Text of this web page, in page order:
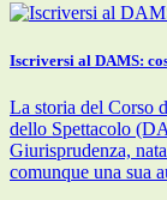
Iscriversi al DAMS:
La storia del Corso
dello Spettacolo
Giurisprudenza,
comunque una sua